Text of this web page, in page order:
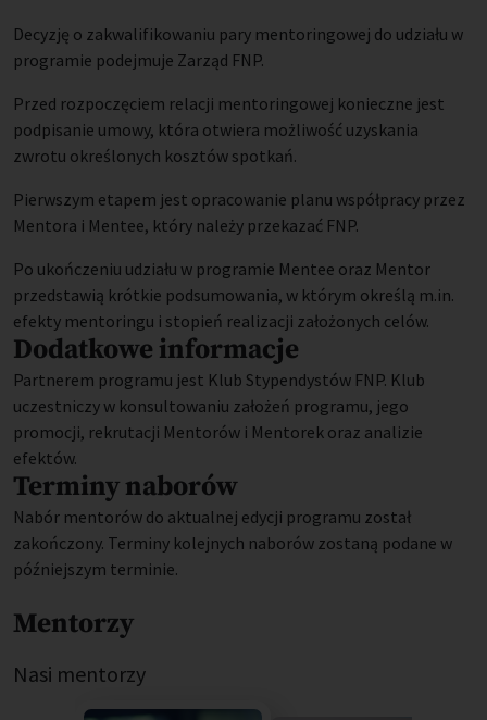
Decyzję o zakwalifikowaniu pary mentoringowej do udziału w
programie podejmuje Zarząd FNP.
Przed rozpoczęciem relacji mentoringowej konieczne jest
podpisanie umowy, która otwiera możliwość uzyskania
zwrotu określonych kosztów spotkań.
Pierwszym etapem jest opracowanie planu współpracy przez
Mentora i Mentee, który należy przekazać FNP.
Po ukończeniu udziału w programie Mentee oraz Mentor
przedstawią krótkie podsumowania, w którym określą m.in.
efekty mentoringu i stopień realizacji założonych celów.
Dodatkowe informacje
Partnerem programu jest Klub Stypendystów FNP. Klub
uczestniczy w konsultowaniu założeń programu, jego
promocji, rekrutacji Mentorów i Mentorek oraz analizie
efektów.
Terminy naborów
Nabór mentorów do aktualnej edycji programu został
zakończony. Terminy kolejnych naborów zostaną podane w
późniejszym terminie.
Mentorzy
Nasi mentorzy